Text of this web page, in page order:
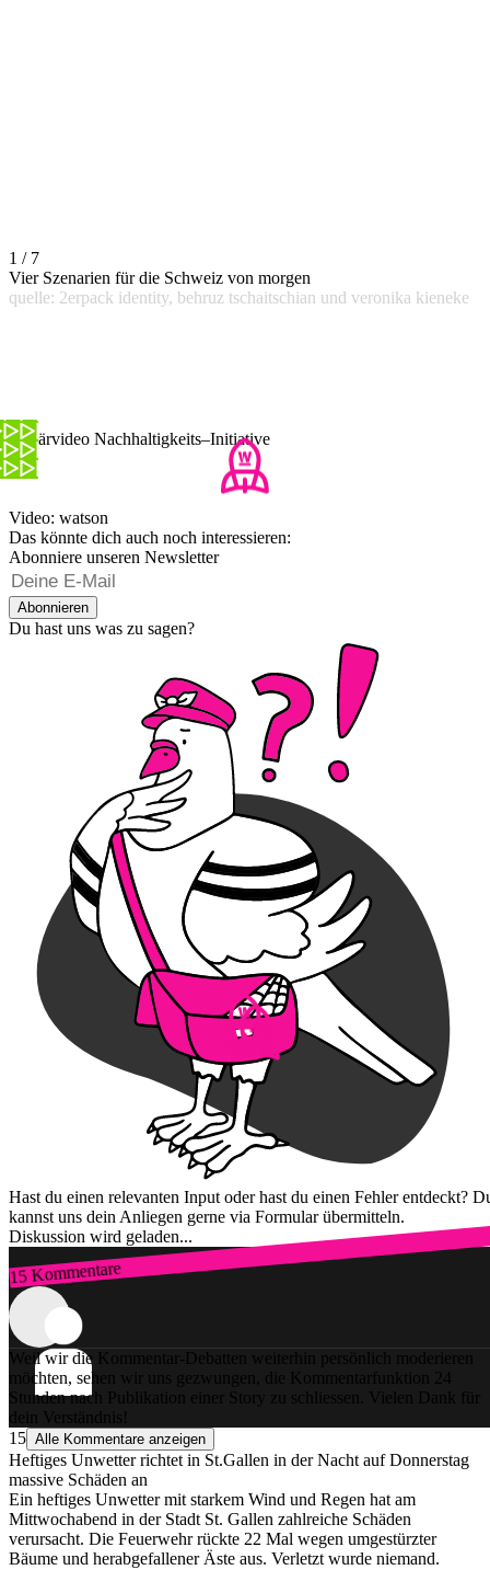
1 / 7
Vier Szenarien für die Schweiz von morgen
quelle: 2erpack identity, behruz tschaitschian und veronika kieneke
Erklärvideo Nachhaltigkeits–Initiative
Video: watson
Das könnte dich auch noch interessieren:
Abonniere unseren Newsletter
Abonnieren
Du hast uns was zu sagen?
Hast du einen relevanten Input oder hast du einen Fehler entdeckt?
kannst uns dein Anliegen gerne via Formular übermitteln.
Diskussion wird geladen...
15 Kommentare
Zum Login
Weil wir die Kommentar-Debatten weiterhin persönlich moderieren
möchten, sehen wir uns gezwungen, die Kommentarfunktion 24
Stunden nach Publikation einer Story zu schliessen. Vielen Dank für
dein Verständnis!
15 Alle Kommentare anzeigen
Heftiges Unwetter richtet in St.Gallen in der Nacht auf Donnerstag
massive Schäden an
Ein heftiges Unwetter mit starkem Wind und Regen hat am
Mittwochabend in der Stadt St. Gallen zahlreiche Schäden
verursacht. Die Feuerwehr rückte 22 Mal wegen umgestürzter
Bäume und herabgefallener Äste aus. Verletzt wurde niemand.